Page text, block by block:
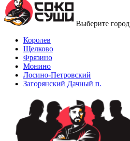
Выберите город
Королев
Щелково
Фрязино
Монино
Лосино-Петровский
Загорянский Дачный п.